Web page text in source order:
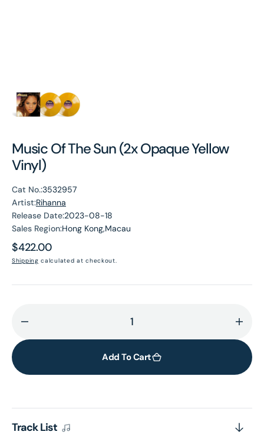
Music Of The Sun (2x Opaque Yellow
Vinyl)
Cat No.:3532957
Artist:Rihanna
Release Date:2023-08-18
Sales Region:Hong Kong,Macau
Regular
price
$422.00
Shipping calculated at checkout.
quantity
Music
Sun
(2x
for
Sun
(2x
Add To Cart
Track List